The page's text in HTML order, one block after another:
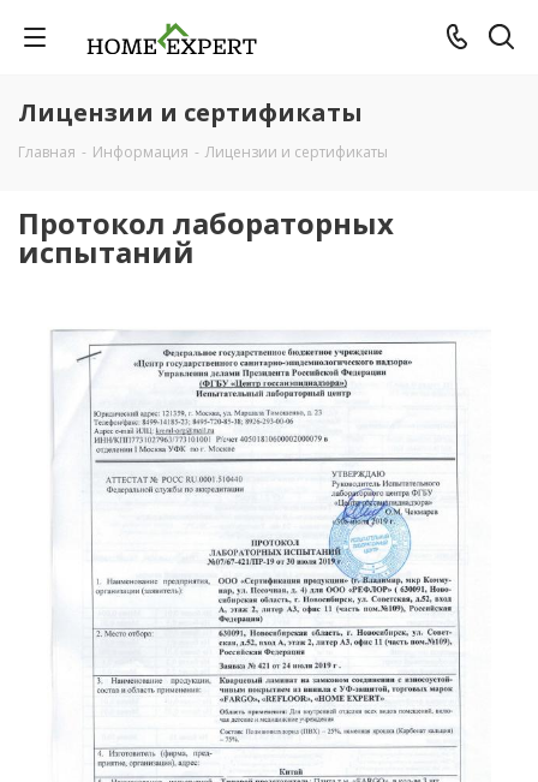
Лицензии и сертификаты
Главная - Информация - Лицензии и сертификаты
Протокол лабораторных
испытаний